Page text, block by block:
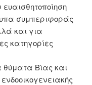
συμπεριφοράς
και για
κατηγορίες
θύματα Βίας και